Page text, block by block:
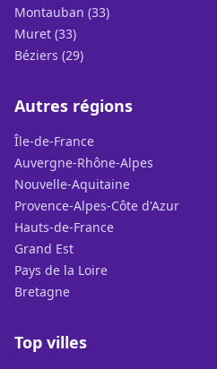
Montauban (33)
Muret (33)
Béziers (29)
Autres régions
Île-de-France
Auvergne-Rhône-Alpes
Nouvelle-Aquitaine
Provence-Alpes-Côte d'Azur
Hauts-de-France
Grand Est
Pays de la Loire
Bretagne
Top villes